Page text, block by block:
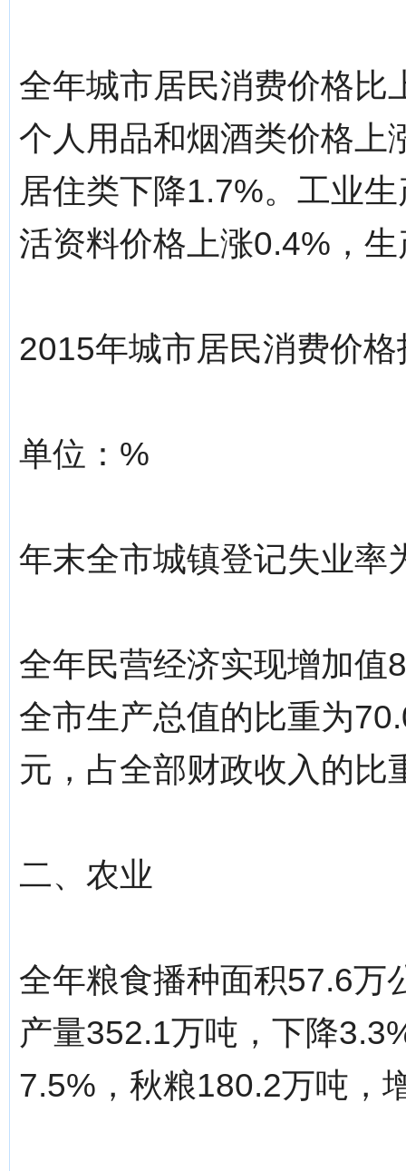
全年城市居民消费价格比
个人用品和烟酒类价格上
居住类下降1.7%。工业
活资料价格上涨0.4%，
2015年城市居民消费价格
单位：%
年末全市城镇登记失业率
全年民营经济实现增加值
全市生产总值的比重为
元，占全部财政收入的比
二、农业
全年粮食播种面积57.6万
产量352.1万吨，下降
7.5%，秋粮180.2万吨，